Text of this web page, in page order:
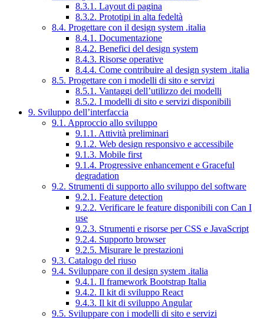
8.3.1. Layout di pagina
8.3.2. Prototipi in alta fedeltà
8.4. Progettare con il design system .italia
8.4.1. Documentazione
8.4.2. Benefici del design system
8.4.3. Risorse operative
8.4.4. Come contribuire al design system .italia
8.5. Progettare con i modelli di sito e servizi
8.5.1. Vantaggi dell’utilizzo dei modelli
8.5.2. I modelli di sito e servizi disponibili
9. Sviluppo dell’interfaccia
9.1. Approccio allo sviluppo
9.1.1. Attività preliminari
9.1.2. Web design responsivo e accessibile
9.1.3. Mobile first
9.1.4. Progressive enhancement e Graceful
degradation
9.2. Strumenti di supporto allo sviluppo del software
9.2.1. Feature detection
9.2.2. Verificare le feature disponibili con Can I
use
9.2.3. Strumenti e risorse per CSS e JavaScript
9.2.4. Supporto browser
9.2.5. Misurare le prestazioni
9.3. Catalogo del riuso
9.4. Sviluppare con il design system .italia
9.4.1. Il framework Bootstrap Italia
9.4.2. Il kit di sviluppo React
9.4.3. Il kit di sviluppo Angular
9.5. Sviluppare con i modelli di sito e servizi